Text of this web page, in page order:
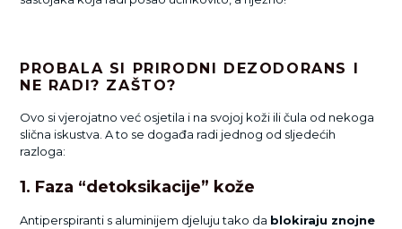
PROBALA SI PRIRODNI DEZODORANS I
NE RADI? ZAŠTO?
Ovo si vjerojatno već osjetila i na svojoj koži ili čula od nekoga
slična iskustva. A to se događa radi jednog od sljedećih
razloga:
1. Faza “detoksikacije” kože
Antiperspiranti s aluminijem djeluju tako da blokiraju znojne